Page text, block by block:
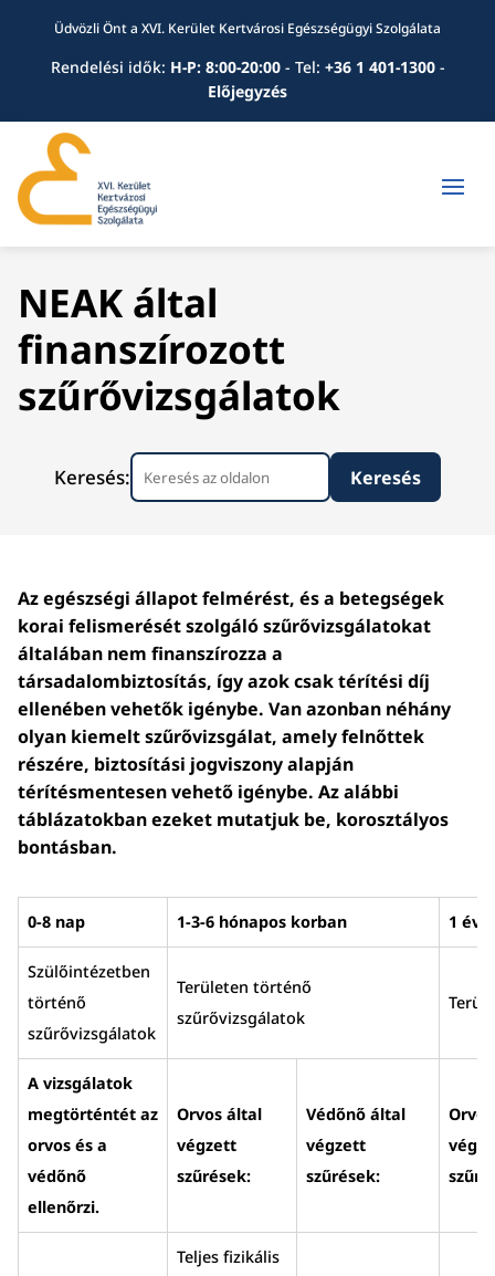
Üdvözli Önt a XVI. Kerület Kertvárosi Egészségügyi Szolgálata
Rendelési idők: H-P: 8:00-20:00 - Tel: +36 1 401-1300-
Előjegyzés
NEAK által
finanszírozott
szűrővizsgálatok
Keresés:
Az egészségi állapot felmérést, és a betegségek
korai felismerését szolgáló szűrővizsgálatokat
általában nem finanszírozza a
társadalombiztosítás, így azok csak térítési díj
ellenében vehetők igénybe. Van azonban néhány
olyan kiemelt szűrővizsgálat, amely felnőttek
részére, biztosítási jogviszony alapján
térítésmentesen vehető igénybe. Az alábbi
táblázatokban ezeket mutatjuk be, korosztályos
bontásban.
0-8 nap 1-3-6 hónapos korban 1
Szülőintézetben
történő
szűrővizsgálatok
Területen történő
szűrővizsgálatok
A vizsgálatok
megtörténtét az
orvos és a
védőnő
ellenőrzi.
Orvos által
végzett
szűrések:
Védőnő által
végzett
szűrések:
Teljes fizikális